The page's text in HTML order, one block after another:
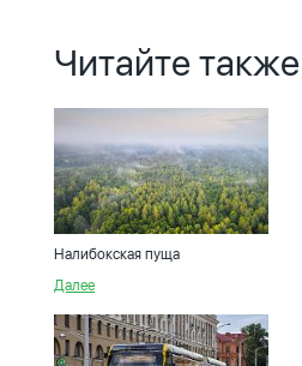
Читайте также
Налибокская пуща
Далее